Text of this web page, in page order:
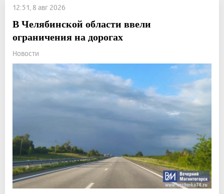
12:51, 8 авг 2026
В Челябинской области ввели
ограничения на дорогах
Новости